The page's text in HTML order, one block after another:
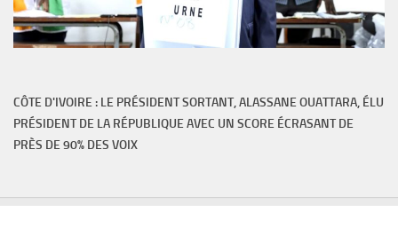
CÔTE D'IVOIRE : LE PRÉSIDENT SORTANT, ALASSANE OUATTARA, ÉLU
PRÉSIDENT DE LA RÉPUBLIQUE AVEC UN SCORE ÉCRASANT DE
PRÈS DE 90% DES VOIX